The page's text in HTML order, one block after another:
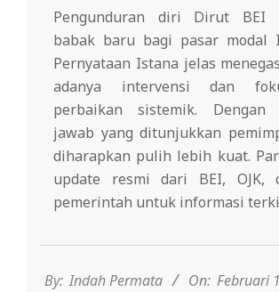
Pengunduran diri Dirut BEI
babak baru bagi pasar modal
Pernyataan Istana jelas
adanya intervensi dan
perbaikan sistemik. Dengan
jawab yang ditunjukkan
diharapkan pulih lebih kuat.
update resmi dari BEI, OJK,
pemerintah untuk informasi
01
By: Indah Permata On: Februari